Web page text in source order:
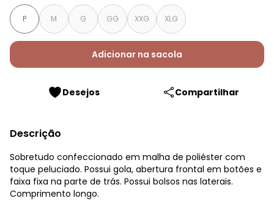
P M G GG XXG XLG
Adicionar na sacola
Desejos Compartilhar
Descrição
Sobretudo confeccionado em malha de poliéster com
toque peluciado. Possui gola, abertura frontal em botões e
faixa fixa na parte de trás. Possui bolsos nas laterais.
Comprimento longo.